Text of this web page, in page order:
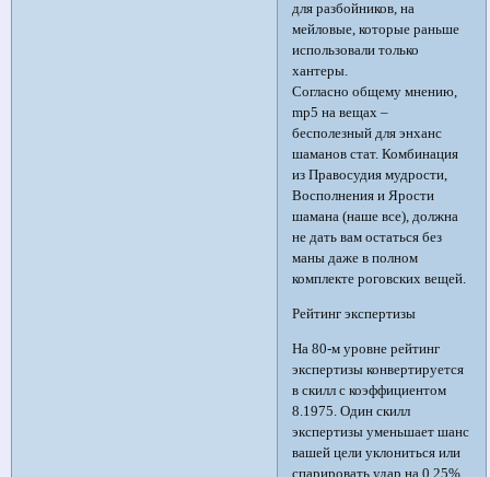
для разбойников, на
мейловые, которые раньше
использовали только
хантеры.
Согласно общему мнению,
mp5 на вещах –
бесполезный для энханс
шаманов стат. Комбинация
из Правосудия мудрости,
Восполнения и Ярости
шамана (наше все), должна
не дать вам остаться без
маны даже в полном
комплекте роговских вещей.
Рейтинг экспертизы
На 80-м уровне рейтинг
экспертизы конвертируется
в скилл с коэффициентом
8.1975. Один скилл
экспертизы уменьшает шанс
вашей цели уклониться или
спарировать удар на 0.25%.